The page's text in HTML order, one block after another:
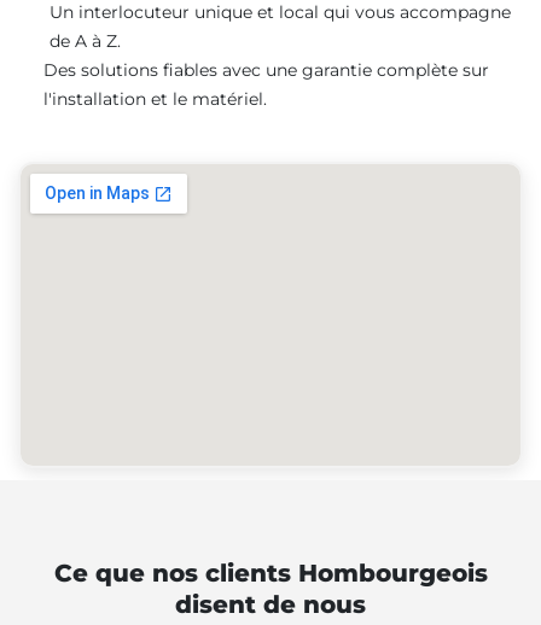
Un interlocuteur unique et local qui vous accompagne
de A à Z.
Des solutions fiables avec une garantie complète sur
l'installation et le matériel.
Ce que nos clients Hombourgeois
disent de nous